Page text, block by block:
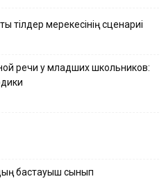
мерекесінің сценариі
речи у младших школьников:
бастауыш сынып